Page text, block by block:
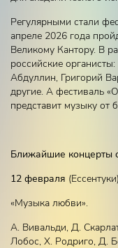
Регулярными стали
апреле 2026 года
Великому Кантору. В
российские
Абдуллин, Григорий
другие. А фестиваль
представит музыку от
Ближайшие концерты
12 февраля
«Музыка любви».
А. Вивальди, Д.
Лобос, Х. Родриго, Д.